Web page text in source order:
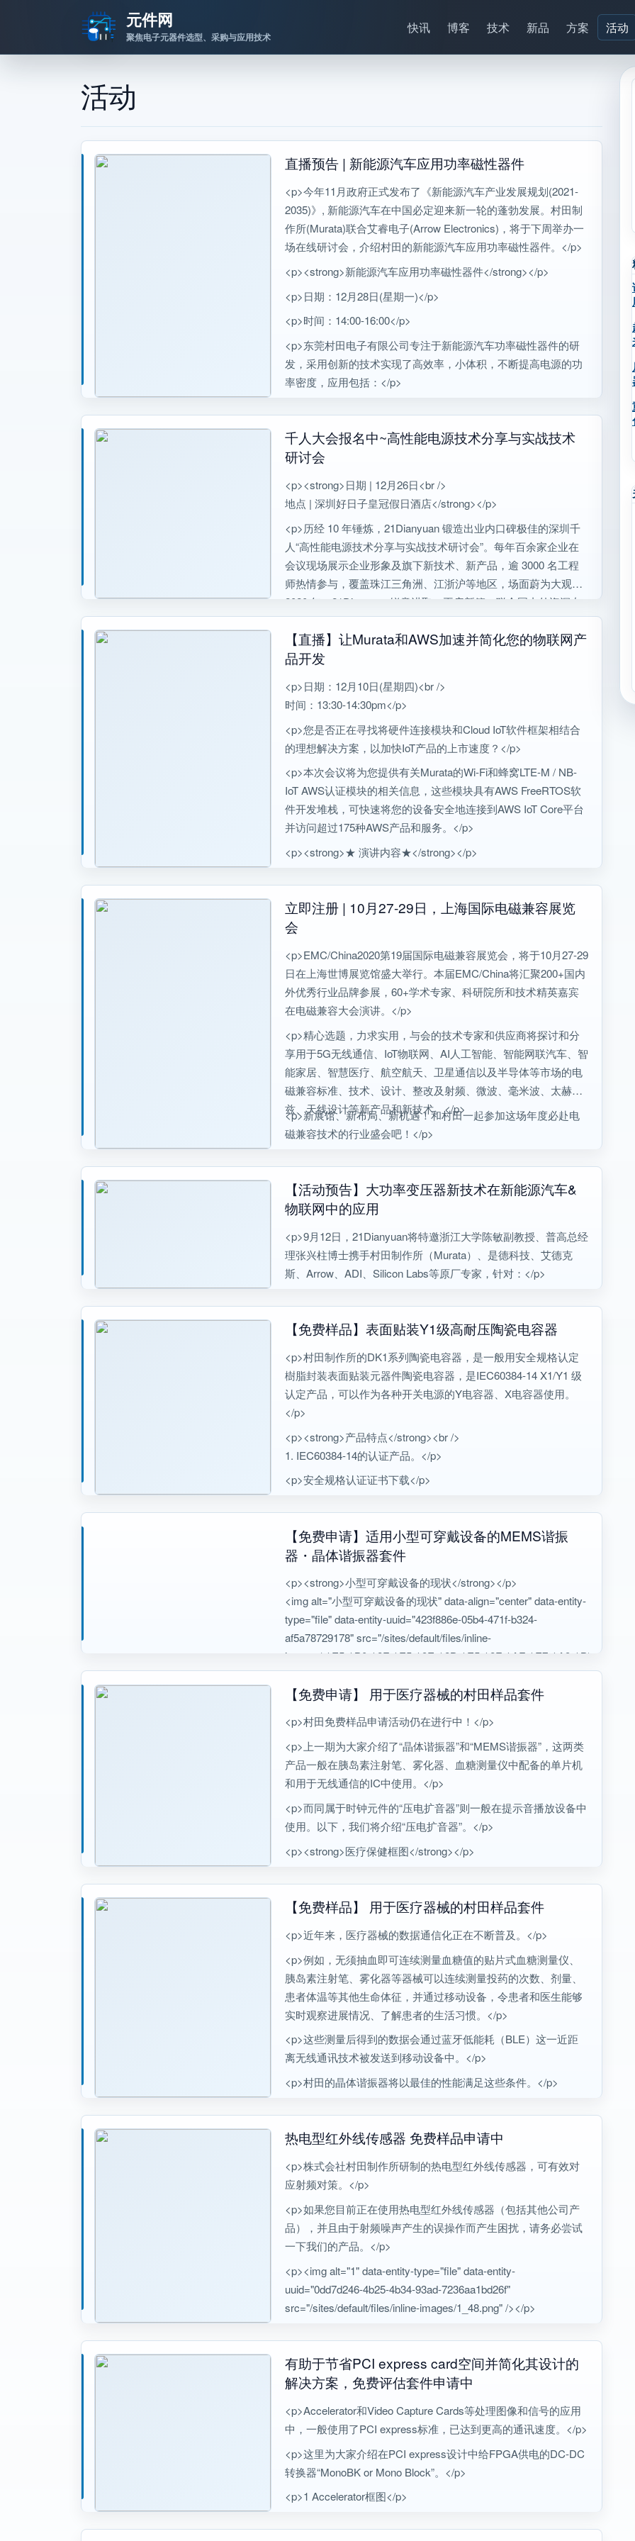
元件网
聚焦电子元器件选型、采购与应用技术
快讯 博客 技术 新品 方案 活动
活动
直播预告 | 新能源汽车应用功率磁性器件
<p>今年11月政府正式发布了《新能源汽车产业发展规划(2021-
2035)》, 新能源汽车在中国必定迎来新一轮的蓬勃发展。村田制
作所(Murata)联合艾睿电子(Arrow Electronics)，将于下周举办一
场在线研讨会，介绍村田的新能源汽车应用功率磁性器件。</p>
<p><strong>新能源汽车应用功率磁性器件</strong></p>
<p>日期：12月28日(星期一)</p>
<p>时间：14:00-16:00</p>
<p>东莞村田电子有限公司专注于新能源汽车功率磁性器件的研
发，采用创新的技术实现了高效率，小体积，不断提高电源的功
率密度，应用包括：</p>
千人大会报名中~高性能电源技术分享与实战技术
研讨会
<p><strong>日期 | 12月26日<br />
地点 | 深圳好日子皇冠假日酒店</strong></p>
<p>历经 10 年锤炼，21Dianyuan 锻造出业内口碑极佳的深圳千
人“高性能电源技术分享与实战技术研讨会”。每年百余家企业在
会议现场展示企业形象及旗下新技术、新产品，逾 3000 名工程
师热情参与，覆盖珠江三角洲、江浙沪等地区，场面蔚为大观。
2020 年，21Dianyuan 锐意进取，再启新篇，联合国内外资深专
家和国际名企原厂总工，对接国际资源，打造“亚洲电源技术发展
论坛”，为国内电源工程师提供集技术提升、人脉拓展、业务洽谈
和产业赋能为一体的优质高效平台。</p>
【直播】让Murata和AWS加速并简化您的物联网产
品开发
<p>日期：12月10日(星期四)<br />
时间：13:30-14:30pm</p>
<p>您是否正在寻找将硬件连接模块和Cloud IoT软件框架相结合
的理想解决方案，以加快IoT产品的上市速度？</p>
<p>本次会议将为您提供有关Murata的Wi-Fi和蜂窝LTE-M / NB-
IoT AWS认证模块的相关信息，这些模块具有AWS FreeRTOS软
件开发堆栈，可快速将您的设备安全地连接到AWS IoT Core平台
并访问超过175种AWS产品和服务。</p>
<p><strong>★ 演讲内容★</strong></p>
立即注册 | 10月27-29日，上海国际电磁兼容展览
会
<p>EMC/China2020第19届国际电磁兼容展览会，将于10月27-29
日在上海世博展览馆盛大举行。本届EMC/China将汇聚200+国内
外优秀行业品牌参展，60+学术专家、科研院所和技术精英嘉宾
在电磁兼容大会演讲。</p>
<p>精心选题，力求实用，与会的技术专家和供应商将探讨和分
享用于5G无线通信、IoT物联网、AI人工智能、智能网联汽车、智
能家居、智慧医疗、航空航天、卫星通信以及半导体等市场的电
磁兼容标准、技术、设计、整改及射频、微波、毫米波、太赫
兹、天线设计等新产品和新技术。</p>
<p>新展馆、新布局、新机遇！和村田一起参加这场年度必赴电
磁兼容技术的行业盛会吧！</p>
【活动预告】大功率变压器新技术在新能源汽车&
物联网中的应用
<p>9月12日，21Dianyuan将特邀浙江大学陈敏副教授、普高总经
理张兴柱博士携手村田制作所（Murata）、是德科技、艾德克
斯、Arrow、ADI、Silicon Labs等原厂专家，针对：</p>
【免费样品】表面贴装Y1级高耐压陶瓷电容器
<p>村田制作所的DK1系列陶瓷电容器，是一般用安全规格认定
樹脂封装表面贴装元器件陶瓷电容器，是IEC60384-14 X1/Y1 级
认定产品，可以作为各种开关电源的Y电容器、X电容器使用。
</p>
<p><strong>产品特点</strong><br />
1. IEC60384-14的认证产品。</p>
<p>安全规格认证证书下载</p>
【免费申请】适用小型可穿戴设备的MEMS谐振
器・晶体谐振器套件
<p><strong>小型可穿戴设备的现状</strong></p>
<img alt="小型可穿戴设备的现状" data-align="center" data-entity-
type="file" data-entity-uuid="423f886e-05b4-471f-b324-
af5a78729178" src="/sites/default/files/inline-
images/
/>
【免费申请】 用于医疗器械的村田样品套件
<p>村田免费样品申请活动仍在进行中！</p>
<p>上一期为大家介绍了“晶体谐振器”和“MEMS谐振器”，这两类
产品一般在胰岛素注射笔、雾化器、血糖测量仪中配备的单片机
和用于无线通信的IC中使用。</p>
<p>而同属于时钟元件的“压电扩音器”则一般在提示音播放设备中
使用。以下，我们将介绍“压电扩音器”。</p>
<p><strong>医疗保健框图</strong></p>
【免费样品】 用于医疗器械的村田样品套件
<p>近年来，医疗器械的数据通信化正在不断普及。</p>
<p>例如，无须抽血即可连续测量血糖值的贴片式血糖测量仪、
胰岛素注射笔、雾化器等器械可以连续测量投药的次数、剂量、
患者体温等其他生命体征，并通过移动设备，令患者和医生能够
实时观察进展情况、了解患者的生活习惯。</p>
<p>这些测量后得到的数据会通过蓝牙低能耗（BLE）这一近距
离无线通讯技术被发送到移动设备中。</p>
<p>村田的晶体谐振器将以最佳的性能满足这些条件。</p>
热电型红外线传感器 免费样品申请中
<p>株式会社村田制作所研制的热电型红外线传感器，可有效对
应射频对策。</p>
<p>如果您目前正在使用热电型红外线传感器（包括其他公司产
品），并且由于射频噪声产生的误操作而产生困扰，请务必尝试
一下我们的产品。</p>
<p><img alt="1" data-entity-type="file" data-entity-
uuid="0dd7d246-4b25-4b34-93ad-7236aa1bd26f"
src="/sites/default/files/inline-images/1_48.png" /></p>
有助于节省PCI express card空间并简化其设计的
解决方案，免费评估套件申请中
<p>Accelerator和Video Capture Cards等处理图像和信号的应用
中，一般使用了PCI express标准，已达到更高的通讯速度。</p>
<p>这里为大家介绍在PCI express设计中给FPGA供电的DC-DC
转换器“MonoBK or Mono Block”。</p>
<p>1 Accelerator框图</p>